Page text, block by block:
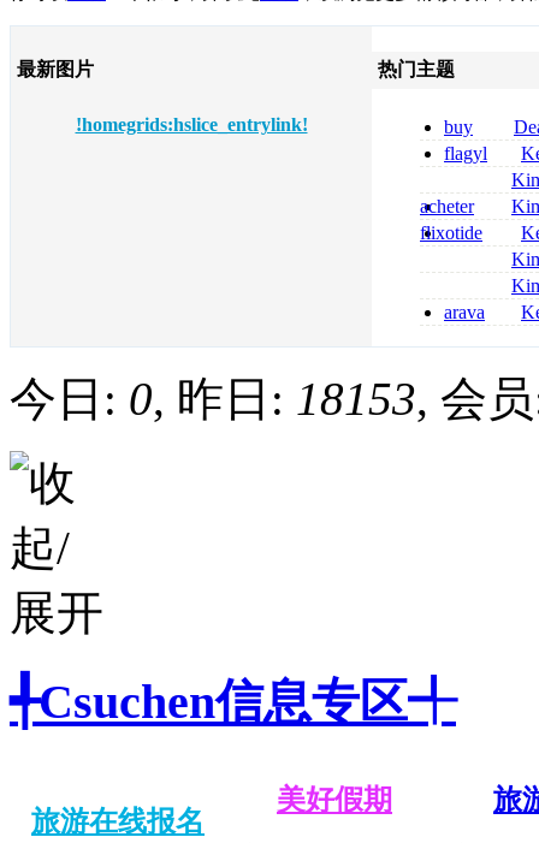
最新图片
!homegrids:hslice_entrylink!
热门主题
buy
pregabalin
pregabalin
flagyl
online
bestellen
nolvadex
nolvadex
acheter
celebrex
flixotide
junior kaufen
métronidazole
2026
coumadin
arava
今日: 0, 昨日: 18153, 会
╃Csuchen信息专区╃
旅游在线报名
美好假期 旅